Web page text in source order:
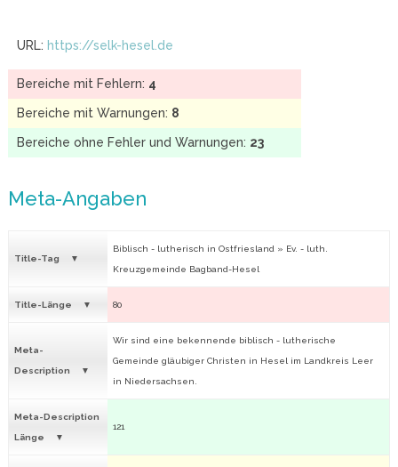
URL: https://selk-hesel.de
Bereiche mit Fehlern: 4
Bereiche mit Warnungen: 8
Bereiche ohne Fehler und Warnungen: 23
Meta-Angaben
Title-Tag
Biblisch - lutherisch in Ostfriesland » Ev. - luth.
Kreuzgemeinde Bagband-Hesel
Title-Länge 80
Meta-
Description
Wir sind eine bekennende biblisch - lutherische
Gemeinde gläubiger Christen in Hesel im Landkreis Leer
in Niedersachsen.
Meta-Description
Länge
121